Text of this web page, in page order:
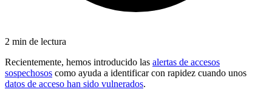
2 min de lectura
Recientemente, hemos introducido las alertas de accesos
sospechosos como ayuda a identificar con rapidez cuando unos
datos de acceso han sido vulnerados.